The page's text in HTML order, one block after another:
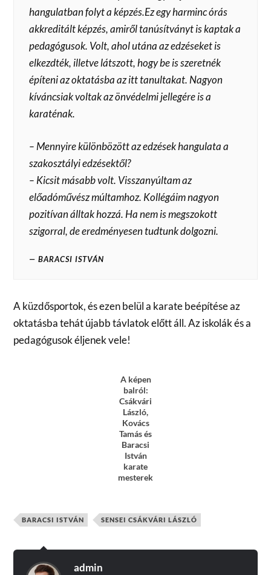
hangulatban folyt a képzés.Ez egy harminc órás
akkreditált képzés, amiről tanúsítványt is kaptak a
pedagógusok. Volt, ahol utána az edzéseket is
elkezdték, illetve látszott, hogy be is szeretnék
építeni az oktatásba az itt tanultakat. Nagyon
kíváncsiak voltak az önvédelmi jellegére is a
karaténak.
– Mennyire különbözött az edzések hangulata a
szakosztályi edzésektől?
– Kicsit másabb volt. Visszanyúltam az
előadóművész múltamhoz. Kollégáim nagyon
pozitívan álltak hozzá. Ha nem is megszokott
szigorral, de eredményesen tudtunk dolgozni.
BARACSI ISTVÁN
A küzdősportok, és ezen belül a karate beépítése az
oktatásba tehát újabb távlatok előtt áll. Az iskolák és a
pedagógusok éljenek vele!
A képen
balról:
Csákvári
László,
Kovács
Tamás és
Baracsi
István
karate
mesterek
BARACSI ISTVÁN SENSEI CSÁKVÁRI LÁSZLÓ
admin